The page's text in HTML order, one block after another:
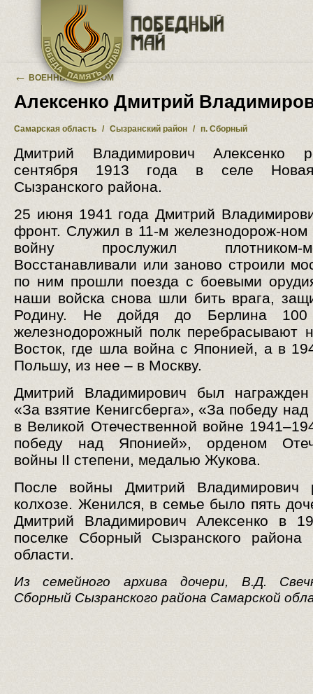
Перейти к основному содержанию
← ВОЕННЫЙ АЛЬБОМ
Алексенко Дмитрий
Самарская область / Сызранский район / п. Сборный
Дмитрий Владимирович Алексенко
сентября 1913 года в селе
Сызранского района.
25 июня 1941 года Дмитрий
фронт. Служил в 11-м железнодорож-ном
войну прослужил плотником-
Восстанавливали или заново строили
по ним прошли поезда с боевыми
наши войска снова шли бить врага,
Родину. Не дойдя до Берлина
железнодорожный полк перебрасывают
Восток, где шла война с Японией, а в
Польшу, из нее – в Москву.
Дмитрий Владимирович был
«За взятие Кенигсберга», «За победу
в Великой Отечественной войне
победу над Японией», орденом
войны II степени, медалью Жукова.
После войны Дмитрий Владимирович
колхозе. Женился, в семье было пять
Дмитрий Владимирович Алексенко в
поселке Сборный Сызранского района
области.
Из семейного архива дочери, В.Д.
Сборный Сызранского района Самарской